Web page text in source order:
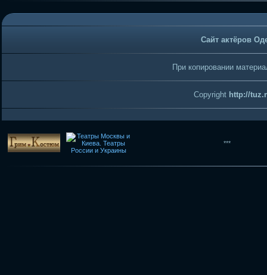
Сайт актёров
При копировании
Copyright http://
***